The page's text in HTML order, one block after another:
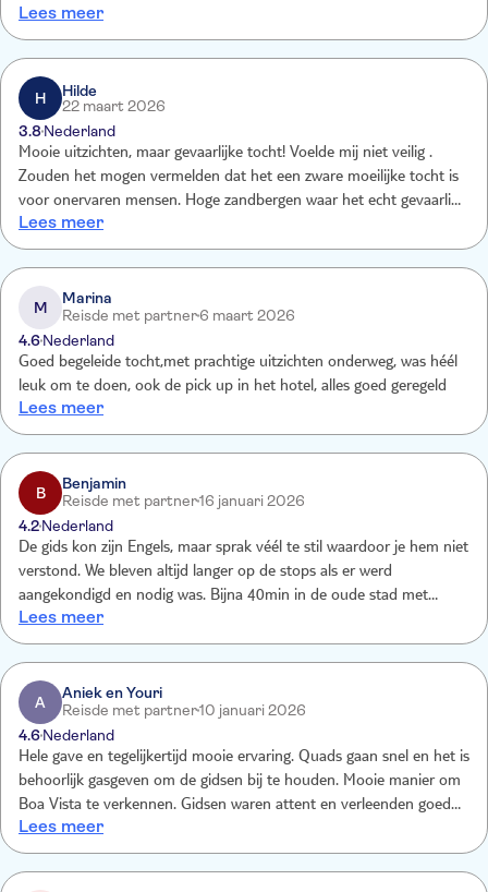
Lees meer
H
Hilde
22 maart 2026
3.8 Nederland
Mooie uitzichten, maar gevaarlijke tocht! Voelde mij niet veilig .
Zouden het mogen vermelden dat het een zware moeilijke tocht is
voor onervaren mensen. Hoge zandbergen waar het echt gevaarlijk
was, om te kippen met de quad !
Lees meer
M
Marina
Reisde met partner6 maart 2026
4.6Nederland
Goed begeleide tocht,met prachtige uitzichten onderweg, was héél
leuk om te doen, ook de pick up in het hotel, alles goed geregeld
Lees meer
B
Benjamin
Reisde met partner16 januari 2026
4.2Nederland
De gids kon zijn Engels, maar sprak véél te stil waardoor je hem niet
verstond. We bleven altijd langer op de stops als er werd
aangekondigd en nodig was. Bijna 40min in de oude stad met
opdringerige souvenir verkopers! Dit is niet waarvoor je de quad
tour boekt. De andere stops mochten ook gerust iets korter, mijn
persoonlijke mening.
Lees meer
A
Aniek en Youri
Reisde met partner10 januari 2026
4.6Nederland
Hele gave en tegelijkertijd mooie ervaring. Quads gaan snel en het is
behoorlijk gasgeven om de gidsen bij te houden. Mooie manier om
Boa Vista te verkennen. Gidsen waren attent en verleenden goede
zorg / eerste hulp nadat wij een ongelukje hadden gehad met de
quad.
Lees meer